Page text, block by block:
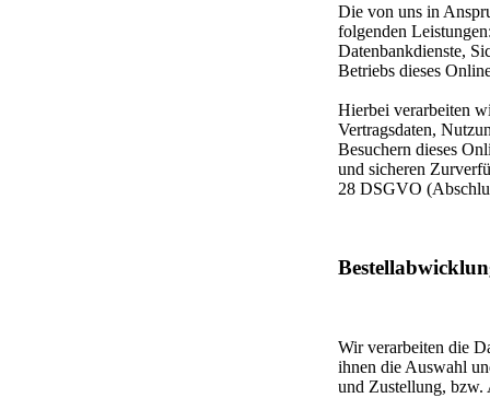
Die von uns in
folgenden
Datenbankdienste,
Betriebs dieses
Hierbei verarbeiten
Vertragsdaten,
Besuchern dieses
und sicheren
28 DSGVO
Wir verarbeiten die
ihnen die Auswahl
und Zustellung, bzw.